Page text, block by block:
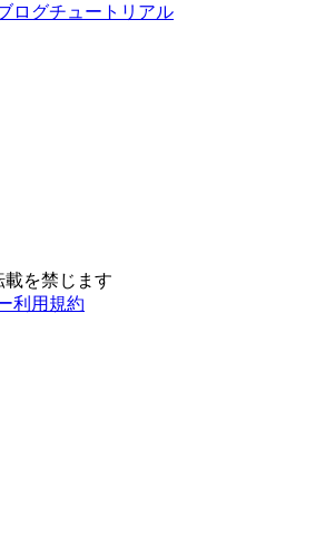
ログチュートリアル
載を禁じます
利用規約